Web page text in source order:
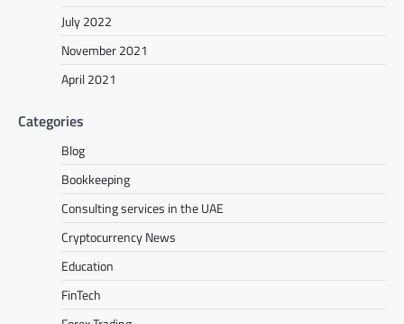
July 2022
November 2021
April 2021
Categories
Blog
Bookkeeping
Consulting services in the UAE
Cryptocurrency News
Education
FinTech